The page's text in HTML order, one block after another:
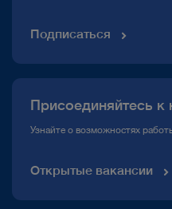
Подписаться
Присоединяйтесь
Узнайте о возможностях
Открытые вакансии